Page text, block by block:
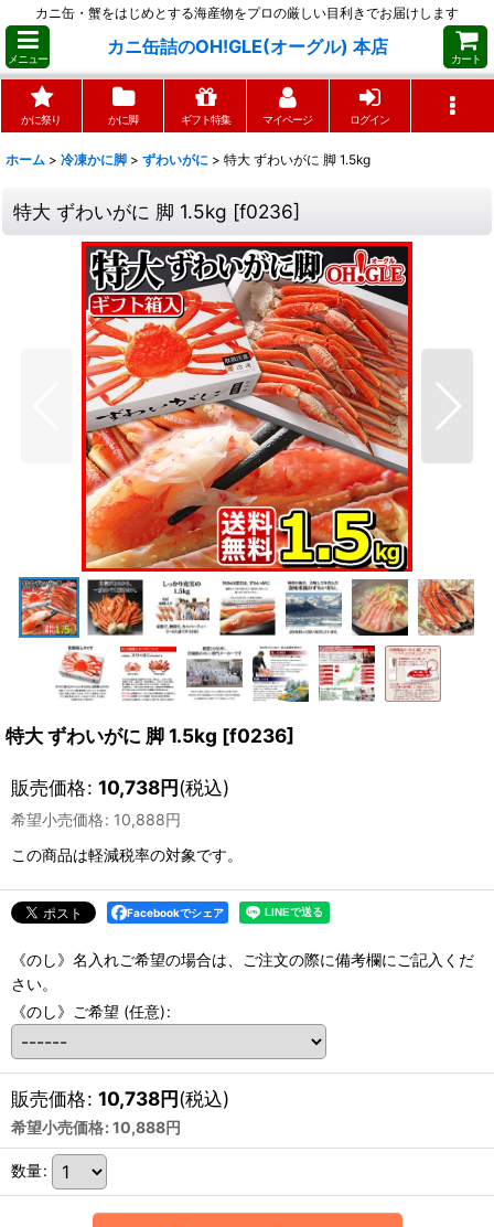
カニ缶・蟹をはじめとする海産物をプロの厳しい目利きでお届けします
メニュー
カニ缶詰のOH!GLE(オーグル) 本店
カート
かに祭り かに脚 ギフト特集 マイページ ログイン
ホーム > 冷凍かに脚 > ずわいがに > 特大 ずわいがに 脚 1.5kg
特大 ずわいがに 脚 1.5kg [f0236]
特大 ずわいがに 脚 1.5kg [f0236]
販売価格: 10,738円(税込)
希望小売価格: 10,888円
この商品は軽減税率の対象です。
Facebookでシェア
《のし》名入れご希望の場合は、ご注文の際に備考欄にご記入くだ
さい。
《のし》ご希望 (任意):
販売価格: 10,738円(税込)
希望小売価格:10,888円
数量: